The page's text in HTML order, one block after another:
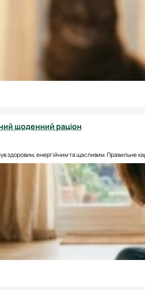
щоденний раціон
здоровим, енергійним та щасливим. Правильне